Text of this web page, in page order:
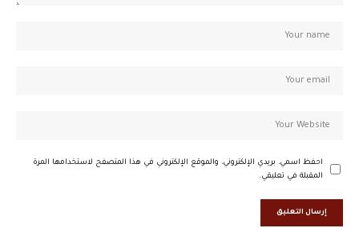
احفظ اسمي، بريدي الإلكتروني، والموقع الإلكتروني في هذا المتصفح لاستخدامها المرة
المقبلة في تعليقي.